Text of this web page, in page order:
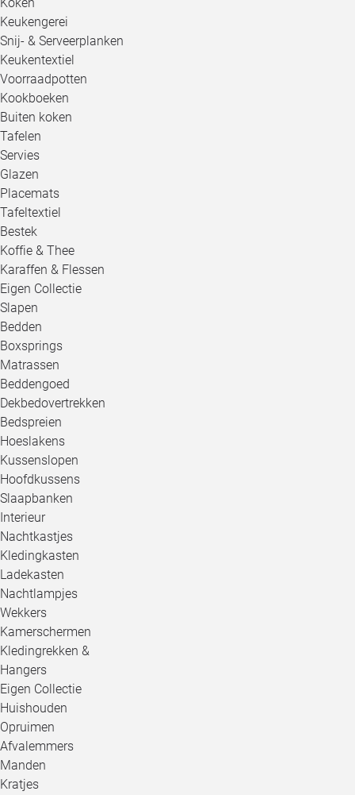
Keukengerei
Snij- & Serveerplanken
Keukentextiel
Voorraadpotten
Kookboeken
Buiten koken
Tafelen
Servies
Glazen
Placemats
Tafeltextiel
Bestek
Koffie & Thee
Karaffen & Flessen
Eigen Collectie
Slapen
Bedden
Boxsprings
Matrassen
Beddengoed
Dekbedovertrekken
Bedspreien
Hoeslakens
Kussenslopen
Hoofdkussens
Slaapbanken
Interieur
Nachtkastjes
Kledingkasten
Ladekasten
Nachtlampjes
Wekkers
Kamerschermen
Kledingrekken &
Hangers
Eigen Collectie
Huishouden
Opruimen
Afvalemmers
Manden
Kratjes